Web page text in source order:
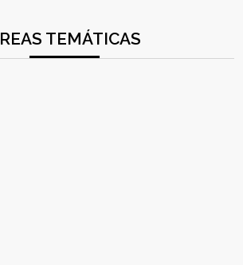
TEMÁTICAS